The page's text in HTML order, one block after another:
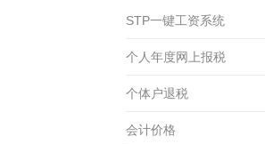
STP一键工资系统
个人年度网上报税
个体户退税
会计价格